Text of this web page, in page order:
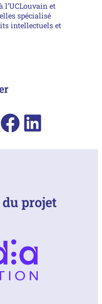
l’UCLouvain et
spécialisé
intellectuels et
FacebookLinkedIn
projet